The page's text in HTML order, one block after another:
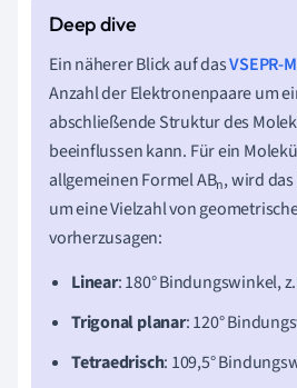
Ein näherer Blick auf dasVSEPR-
Anzahl der Elektronenpaare um
abschließende Struktur des
beeinflussen kann. Für ein
allgemeinen Formel ABn, wird
um eine Vielzahl von
vorherzusagen:
Linear: 180° Bindungswinkel,
Trigonal planar: 120°
Tetraedrisch: 109,5°